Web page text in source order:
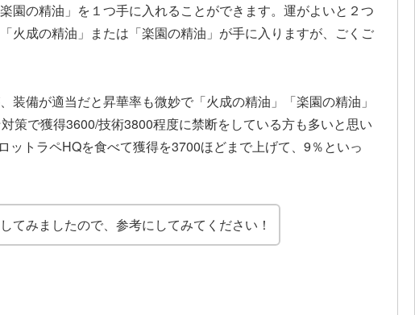
園の精油」を１つ手に入れることができます。運がよいと２つ
火成の精油」または「楽園の精油」が手に入りますが、ごくご
備が適当だと昇華率も微妙で「火成の精油」「楽園の精油」
で獲得3600/技術3800程度に禁断をしている方も多いと思い
ットラペHQを食べて獲得を3700ほどまで上げて、9％といっ
てみましたので、参考にしてみてください！